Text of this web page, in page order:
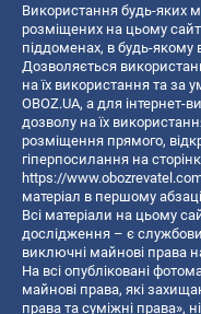
Використання будь-яких
розміщених на цьому
піддоменах, в будь-якому
Дозволяється
на їх використання та за
OBOZ.UA, а для інтернет-
дозволу на їх
розміщення прямого,
гіперпосилання на
https://
матеріал в першому
Всі матеріали на цьому
дослідження – є
виключні майнові права
На всі опубліковані
майнові права, які
права та суміжні права»,